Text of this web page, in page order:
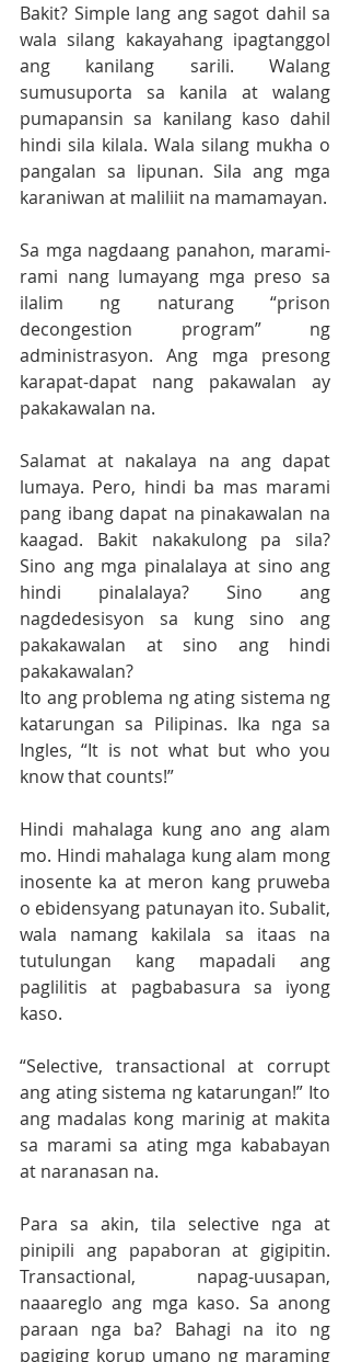
Bakit? Simple lang ang sagot dahil sa
wala silang kakayahang ipagtanggol
ang kanilang sarili. Walang
sumusuporta sa kanila at walang
pumapansin sa kanilang kaso dahil
hindi sila kilala. Wala silang mukha o
pangalan sa lipunan. Sila ang mga
karaniwan at maliliit na mamamayan.
Sa mga nagdaang panahon, marami-
rami nang lumayang mga preso sa
ilalim ng naturang “prison
decongestion program” ng
administrasyon. Ang mga presong
karapat-dapat nang pakawalan ay
pakakawalan na.
Salamat at nakalaya na ang dapat
lumaya. Pero, hindi ba mas marami
pang ibang dapat na pinakawalan na
kaagad. Bakit nakakulong pa sila?
Sino ang mga pinalalaya at sino ang
hindi pinalalaya? Sino ang
nagdedesisyon sa kung sino ang
pakakawalan at sino ang hindi
pakakawalan?
Ito ang problema ng ating sistema ng
katarungan sa Pilipinas. Ika nga sa
Ingles, “It is not what but who you
know that counts!”
Hindi mahalaga kung ano ang alam
mo. Hindi mahalaga kung alam mong
inosente ka at meron kang pruweba
o ebidensyang patunayan ito. Subalit,
wala namang kakilala sa itaas na
tutulungan kang mapadali ang
paglilitis at pagbabasura sa iyong
kaso.
“Selective, transactional at corrupt
ang ating sistema ng katarungan!” Ito
ang madalas kong marinig at makita
sa marami sa ating mga kababayan
at naranasan na.
Para sa akin, tila selective nga at
pinipili ang papaboran at gigipitin.
Transactional, napag-uusapan,
naaareglo ang mga kaso. Sa anong
paraan nga ba? Bahagi na ito ng
pagiging korup umano ng maraming